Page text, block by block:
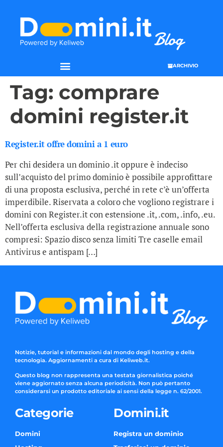
ARCHIVIO
Tag: comprare
domini register.it
Register.it offre domini a 1 euro
Per chi desidera un dominio .it oppure è indeciso
sull’acquisto del primo dominio è possibile approfittare
di una proposta esclusiva, perché in rete c’è un’offerta
imperdibile. Riservata a coloro che vogliono registrare i
domini con Register.it con estensione .it, .com, .info, .eu.
Nell’offerta esclusiva della registrazione annuale sono
compresi: Spazio disco senza limiti Tre caselle email
Antivirus e antispam […]
Notizie, tutorial e informazioni dal mondo degli hosting e della
tecnologia. Aggiornamenti a cura di Keliweb.it.
Questo blog non rappresenta una testata giornalistica poiché
viene aggiornato senza alcuna periodicità. Non può pertanto
considerarsi un prodotto editoriale ai sensi della legge n. 62/2001.
Categorie
Domini
Domini.it
Registra un dominio